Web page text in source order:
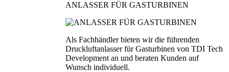
ANLASSER FÜR GASTURBINEN
Als Fachhändler bieten wir die führenden
Druckluftanlasser für Gasturbinen von TDI Tech
Development an und beraten Kunden auf
Wunsch individuell.